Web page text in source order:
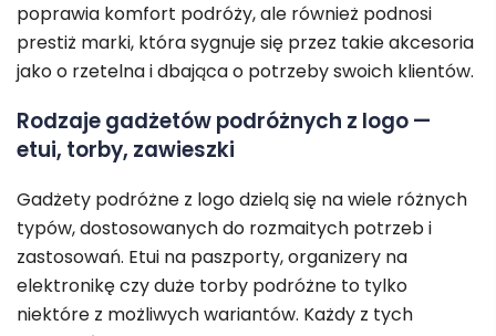
poprawia komfort podróży, ale również podnosi
prestiż marki, która sygnuje się przez takie akcesoria
jako o rzetelna i dbająca o potrzeby swoich klientów.
Rodzaje gadżetów podróżnych z logo —
etui, torby, zawieszki
Gadżety podróżne z logo dzielą się na wiele różnych
typów, dostosowanych do rozmaitych potrzeb i
zastosowań. Etui na paszporty, organizery na
elektronikę czy duże torby podróżne to tylko
niektóre z możliwych wariantów. Każdy z tych